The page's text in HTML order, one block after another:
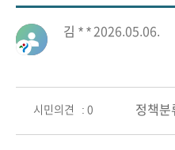
김 * * 2026.05.06.
시민의견 : 0 정책분